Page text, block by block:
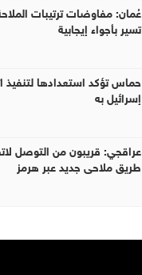
عُمان: مفاوضات ترتيبات
تسير بأجواء إيجابية
حماس تؤكد استعدادها لتنفيذ
إسرائيل به
عراقجي: قريبون من التوصل
طريق ملاحي جديد عبر هرمز